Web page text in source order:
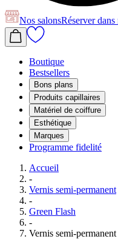
Nos salonsRéserverdans
Boutique
Bestsellers
Bons plans
Produits capillaires
Matériel de coiffure
Esthétique
Marques
Programme fidelité
Accueil
-
Vernis semi-permanent
-
Green Flash
-
Vernis semi-